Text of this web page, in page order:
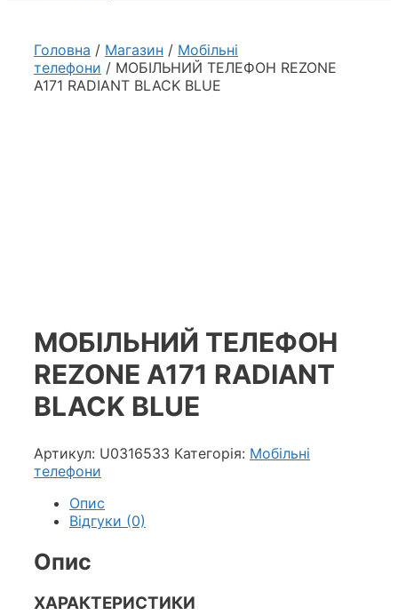
Головна / Магазин / Мобільні
телефони / МОБІЛЬНИЙ ТЕЛЕФОН REZONE
A171 RADIANT BLACK BLUE
МОБІЛЬНИЙ ТЕЛЕФОН
REZONE A171 RADIANT
BLACK BLUE
Артикул: U0316533 Категорія: Мобільні
телефони
Опис
Відгуки (0)
Опис
ХАРАКТЕРИСТИКИ